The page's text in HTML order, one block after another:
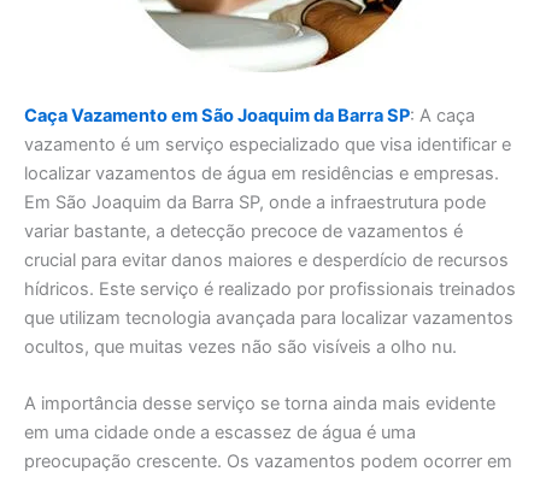
Caça Vazamento em São Joaquim da Barra SP: A caça
vazamento é um serviço especializado que visa identificar e
localizar vazamentos de água em residências e empresas.
Em São Joaquim da Barra SP, onde a infraestrutura pode
variar bastante, a detecção precoce de vazamentos é
crucial para evitar danos maiores e desperdício de recursos
hídricos. Este serviço é realizado por profissionais treinados
que utilizam tecnologia avançada para localizar vazamentos
ocultos, que muitas vezes não são visíveis a olho nu.
A importância desse serviço se torna ainda mais evidente
em uma cidade onde a escassez de água é uma
preocupação crescente. Os vazamentos podem ocorrer em